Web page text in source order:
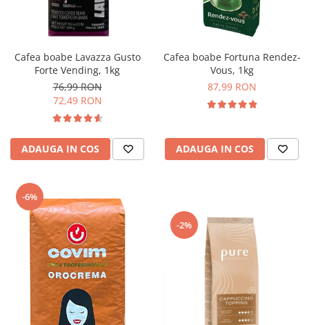
Complementare
Diverse
Pahare de cafea
Consumabile
Ciocolata calda
Lapte instant
Pliculete Zahar si Miere
Siropuri
Topping
Aparate SH
Promotii
Cafea boabe Lavazza Gusto
Forte Vending, 1kg
76,99 RON
72,49 RON
ADAUGA IN COS
Cafea boabe Fortuna Rendez-
Vous, 1kg
87,99 RON
ADAUGA IN COS
-6%
-2%